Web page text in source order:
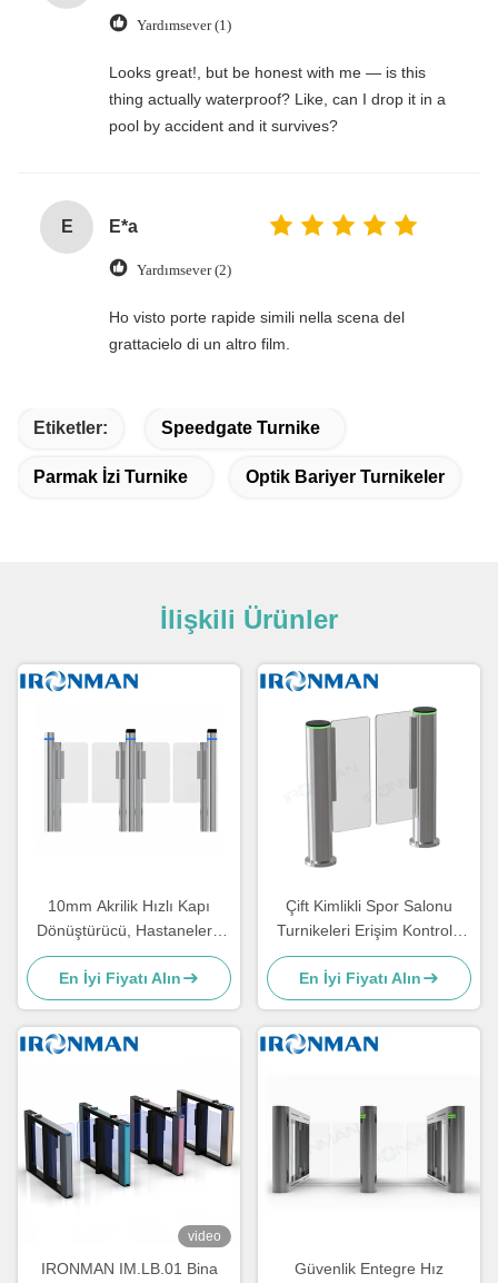
Yardımsever (1)
Looks great!, but be honest with me — is this
thing actually waterproof? Like, can I drop it in a
pool by accident and it survives?
E E*a
Yardımsever (2)
Ho visto porte rapide simili nella scena del
grattacielo di un altro film.
Etiketler: Speedgate Turnike
Parmak İzi Turnike Optik Bariyer Turnikeler
İlişkili Ürünler
10mm Akrilik Hızlı Kapı
Dönüştürücü, Hastaneler /
Oteller için Swing
Dönüştürücü
En İyi Fiyatı Alın
Çift Kimlikli Spor Salonu
Turnikeleri Erişim Kontrolü
Otomatik Sistem Turnikesi
En İyi Fiyatı Alın
video
IRONMAN IM.LB.01 Bina
Güvenlik Entegre Hız